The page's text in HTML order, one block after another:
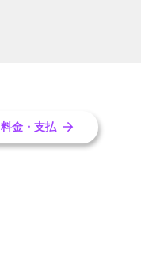
料金・支払